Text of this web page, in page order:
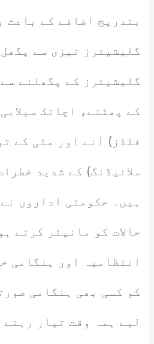
بتدریج اضافے کے باعث
گلیشیئرز تیزی سے
گلیشیئرز کے پگھلنے
کے پھٹنے، اچانک
فلڈز) آنے اور مٹی کے
سلائیڈنگ) کے شدید
ہیں۔ حکومتی اداروں
حالات کو مانیٹر کرتے
انتظامیہ اور ہنگامی
کو کسی بھی ہنگامی
لیے ہمہ وقت تیار رہنے